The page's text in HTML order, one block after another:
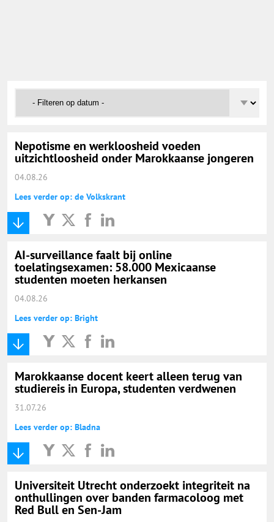
Yurls.net
Vacaturewijzer Basisonderwijs
Nepotisme en werkloosheid voeden
uitzichtloosheid onder Marokkaanse jongeren
04.08.26
Lees verder op: de Volkskrant
AI-surveillance faalt bij online
toelatingsexamen: 58.000 Mexicaanse
studenten moeten herkansen
04.08.26
Lees verder op: Bright
Marokkaanse docent keert alleen terug van
studiereis in Europa, studenten verdwenen
31.07.26
Lees verder op: Bladna
Universiteit Utrecht onderzoekt integriteit na
onthullingen over banden farmacoloog met
Red Bull en Sen-Jam